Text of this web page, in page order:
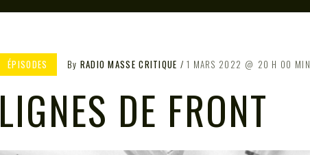
ÉPISODES By RADIO MASSE CRITIQUE 1 MARS 2022 20 H 00 MIN
LIGNES DE FRONT